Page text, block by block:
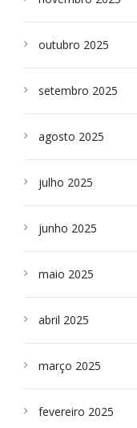
outubro 2025
setembro 2025
agosto 2025
julho 2025
junho 2025
maio 2025
abril 2025
março 2025
fevereiro 2025